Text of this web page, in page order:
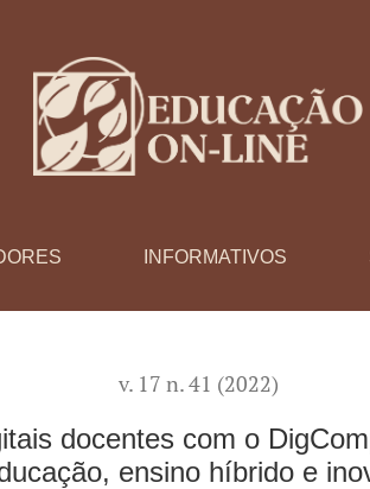
INFORMATIVOS
v. 17 n. 41 (2022)
docentes com o
ensino híbrido e